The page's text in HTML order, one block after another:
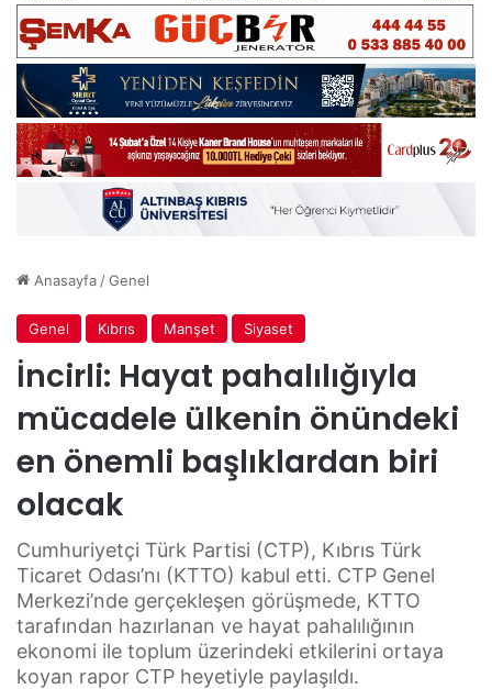
Anasayfa /Genel
Genel Kıbrıs Manşet Siyaset
İncirli: Hayat pahalılığıyla
mücadele ülkenin önündeki
en önemli başlıklardan biri
olacak
Cumhuriyetçi Türk Partisi (CTP), Kıbrıs Türk
Ticaret Odası’nı (KTTO) kabul etti. CTP Genel
Merkezi’nde gerçekleşen görüşmede, KTTO
tarafından hazırlanan ve hayat pahalılığının
ekonomi ile toplum üzerindeki etkilerini ortaya
koyan rapor CTP heyetiyle paylaşıldı.